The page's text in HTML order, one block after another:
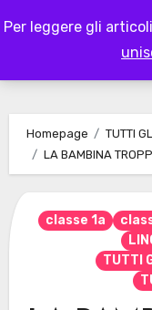
Per leggere gli
to
Homepage
TUTTI
LA BAMBINA
classe 1a
TUTTI